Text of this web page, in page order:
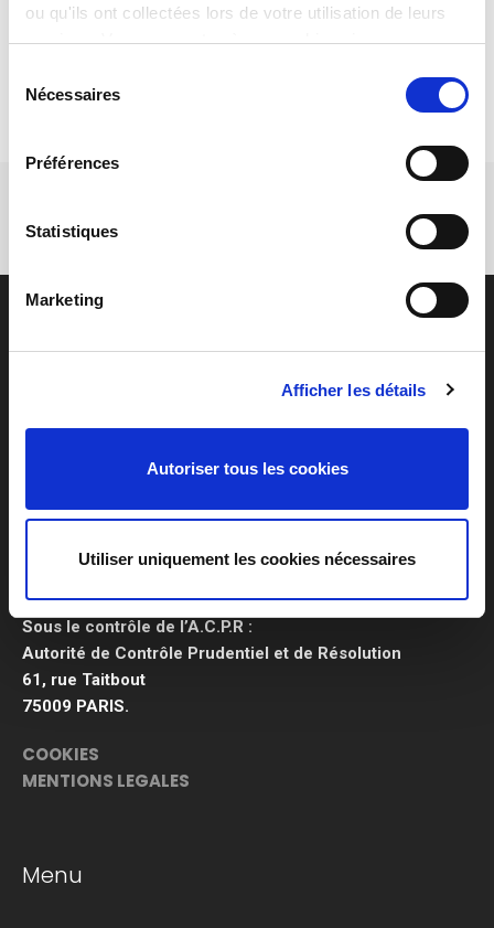
ou qu'ils ont collectées lors de votre utilisation de leurs
services. Vous consentez à nos cookies si vous
Nécessaires
Préférences
Statistiques
Marketing
Afficher les détails
Autoriser tous les cookies
Utiliser uniquement les cookies nécessaires
* champs obligatoires
EURL CJL ASSURANCES
Siret 809 424 799
N° ORIAS 1500 1442
Site web ORIAS : www.orias.fr
Sous le contrôle de l’A.C.P.R :
Autorité de Contrôle Prudentiel et de Résolution
61, rue Taitbout
75009 PARIS.
COOKIES
MENTIONS LEGALES
Menu